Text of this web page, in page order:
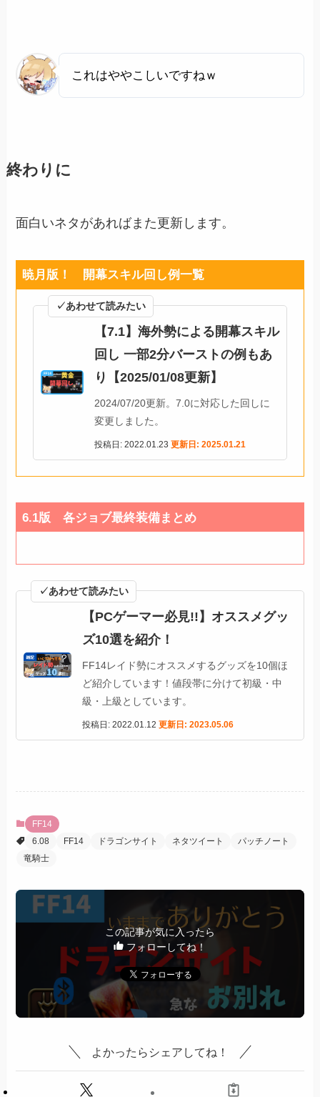
これはややこしいですねｗ
終わりに
面白いネタがあればまた更新します。
暁月版！ 開幕スキル回し例一覧
✓あわせて読みたい
【7.1】海外勢による開幕スキル
回し 一部2分バーストの例もあ
り【2025/01/08更新】
2024/07/20更新。7.0に対応した回しに
変更しました。
投稿日: 2022.01.23 更新日: 2025.01.21
6.1版 各ジョブ最終装備まとめ
✓あわせて読みたい
【PCゲーマー必見!!】オススメグッ
ズ10選を紹介！
FF14レイド勢にオススメするグッズを10個ほ
ど紹介しています！値段帯に分けて初級・中
級・上級としています。
投稿日: 2022.01.12 更新日: 2023.05.06
FF14
6.08
FF14 ドラゴンサイト ネタツイート
パッチノート
竜騎士
この記事が気に入ったら
フォローしてね！
よかったらシェアしてね！